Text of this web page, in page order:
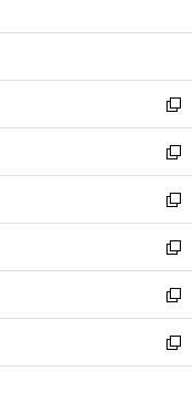
開
ウ
開
く
ン
ウ
で
開
く
ウ
ン
ド
ウ
で
開
く
新
し
い
ウ
ィ
ン
ド
ウ
で
開
く
新
し
い
ウ
ィ
ン
ド
ウ
で
開
新
し
い
ウ
ィ
ン
ド
ウ
新
し
い
ウ
ィ
ン
新
し
い
ウ
新
し